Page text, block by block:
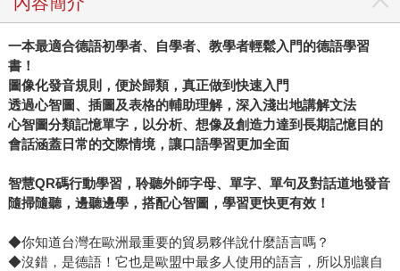
一本最適合德語初學者、自學者、教學者輕鬆入門的德語學習
書！
圖像化發音規則，便於歸類，真正做到快速入門
透過心智圖、插圖及表格的輔助理解，深入淺出地講解文法
心智圖分類記憶單字，以分析、想像及創造力達到長期記憶目的
會話涵蓋日常的交際情境，讓口語學習更加全面
智慧QR碼行動學習，聆聽外師字母、單字、單句及對話道地發音
隨掃隨聽，邊聽邊學，搭配心智圖，學習更快更有效！
◆你知道台灣在歐洲最重要的貿易夥伴說什麼語言嗎？
◆沒錯，是德語！它也是歐盟中最多人使用的語言，所以別讓自